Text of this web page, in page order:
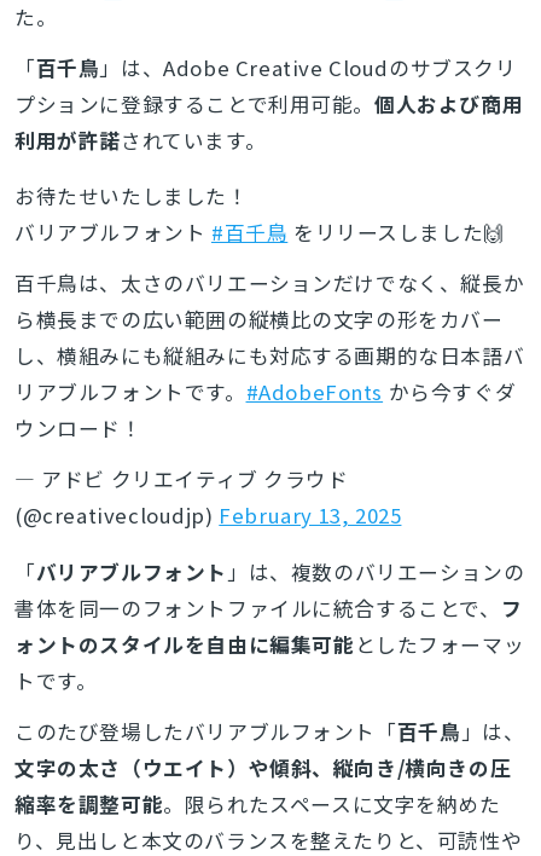
た。
「百千鳥 」は、Adobe Creative Cloudのサブスクリ
プションに登録することで利用可能。個人および商用
利用が許諾されています。
お待たせいたしました！
バリアブルフォント #百千鳥 をリリースしました🙌
百千鳥は、太さのバリエーションだけでなく、縦長か
ら横長までの広い範囲の縦横比の文字の形をカバー
し、横組みにも縦組みにも対応する画期的な日本語バ
リアブルフォントです。 #AdobeFonts から今すぐダ
ウンロード！
— アドビ クリエイティブ クラウド
(@creativecloudjp) February 13, 2025
「バリアブルフォント」は、複数のバリエーションの
書体を同一のフォントファイルに統合することで、 フ
ォントのスタイルを自由に編集可能 としたフォーマッ
トです。
このたび登場したバリアブルフォント「百千鳥」は、
文字の太さ（ウエイト）や傾斜、縦向き/横向きの圧
縮率を調整可能。限られたスペースに文字を納めた
り、見出しと本文のバランスを整えたりと、可読性や